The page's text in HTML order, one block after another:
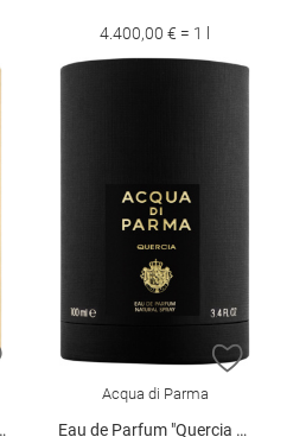
4.400,00 € = 1 l
ZUR WUNSCHLISTE HINZUFÜGEN
ZUR
Acqua di Parma
Eau de Parfum "Quercia Oud", 100 ml